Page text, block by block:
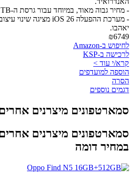
- מחיר גבוה מאוד, במיוחד עבור גרסת ה-1TB היוקרתית.
יאהבו.
₪6749
לחיפוש ב-Amazon
לרכישה ב-KSP
קרא/י עוד >
הוספה למועדפים
הסרה
דגמים נוספים
סמארטפונים מיצרנים
סמארטפונים מיצרנים אחרים
במחיר דומה